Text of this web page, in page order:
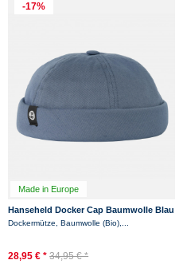
-17%
Made in Europe
Hanseheld Docker Cap Baumwolle Blau
Grau Kurz Flach Fischermütze
Dockermütze, Baumwolle (Bio),...
28,95 € * 34,95 € *